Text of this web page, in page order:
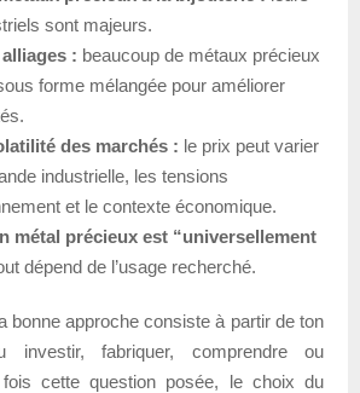
sont majeurs.
: beaucoup de métaux précieux
forme mélangée pour améliorer
des marchés : le prix peut varier
industrielle, les tensions
et le contexte économique.
métal précieux est “universellement
dépend de l’usage recherché.
bonne approche consiste à partir de ton
investir, fabriquer, comprendre ou
cette question posée, le choix du